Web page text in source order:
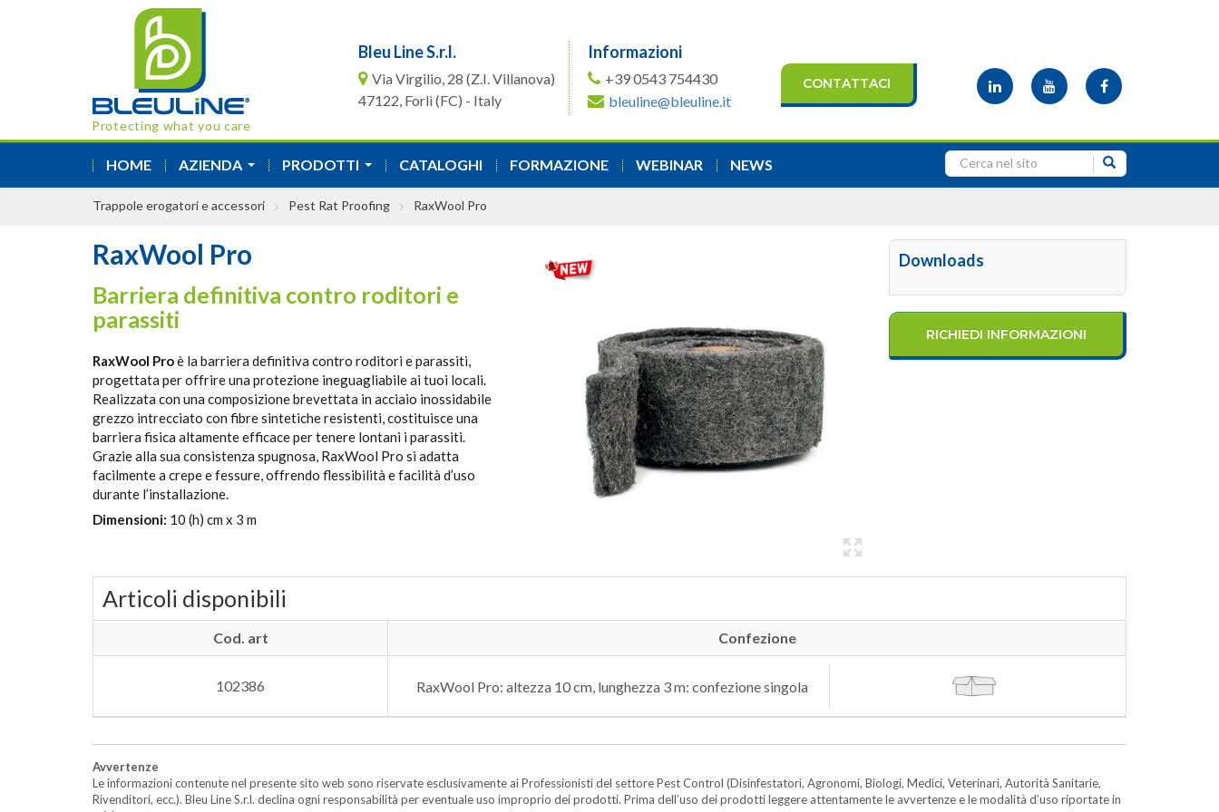
Protecting what you care
Bleu Line S.r.l.
Via Virgilio, 28 (Z.I. Villanova)
47122, Forlì (FC) - Italy
Informazioni
+39 0543 754430
bleuline@bleuline.it
CONTATTACI
HOME AZIENDA PRODOTTI CATALOGHI FORMAZIONE WEBINAR NEWS
Trappole erogatori e accessori Pest Rat Proofing RaxWool Pro
RaxWool Pro
Barriera definitiva contro roditori e
parassiti
RaxWool Proè la barriera definitiva contro roditori e parassiti,
progettata per offrire una protezione ineguagliabile ai tuoi locali.
Realizzata con una composizione brevettata in acciaio inossidabile
grezzo intrecciato con fibre sintetiche resistenti, costituisce una
barriera fisica altamente efficace per tenere lontani i parassiti.
Grazie alla sua consistenza spugnosa, RaxWool Pro si adatta
facilmente a crepe e fessure, offrendo flessibilità e facilità d’uso
durante l’installazione.
Dimensioni: 10 (h) cm x 3 m
Downloads
RICHIEDI INFORMAZIONI
Articoli disponibili
Cod. art Confezione
102386 RaxWool Pro: altezza 10 cm, lunghezza 3 m: confezione singola
Avvertenze
Le informazioni contenute nel presente sito web sono riservate esclusivamente ai Professionisti del settore Pest Control (Disinfestatori, Agronomi, Biologi, Medici, Veterinari, Autorità Sanitarie,
Rivenditori, ecc.). Bleu Line S.r.l. declina ogni responsabilità per eventuale uso improprio dei prodotti. Prima dell’uso dei prodotti leggere attentamente le avvertenze e le modalità d’uso riportate in